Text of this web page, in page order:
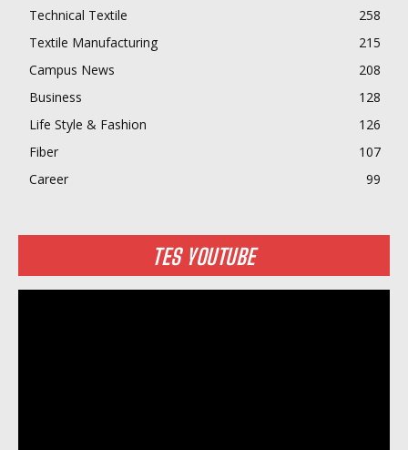
Technical Textile
258
Textile Manufacturing
215
Campus News
208
Business
128
Life Style & Fashion
126
Fiber
107
Career
99
TES YOUTUBE